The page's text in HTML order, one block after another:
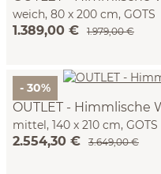
weich, 80 x 200 cm, GOTS
1.389,00 € 1.979,00 €
- 30%
OUTLET - Himmlische
mittel, 140 x 210 cm, GOTS
2.554,30 € 3.649,00 €